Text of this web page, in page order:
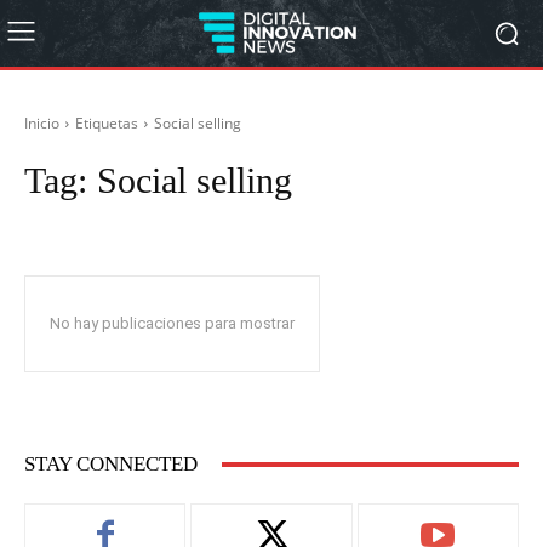
Inicio Etiquetas Social selling
Tag: Social selling
No hay publicaciones para mostrar
STAY CONNECTED